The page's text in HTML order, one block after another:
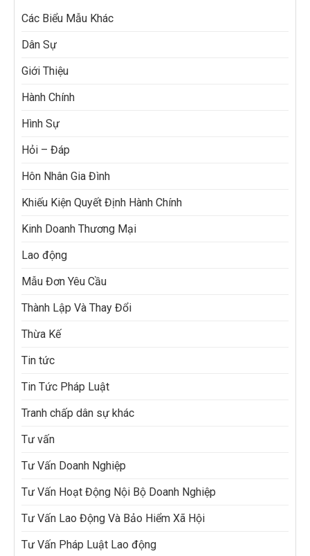
Các Biểu Mẫu Khác
Dân Sự
Giới Thiệu
Hành Chính
Hình Sự
Hỏi – Đáp
Hôn Nhân Gia Đình
Khiếu Kiện Quyết Định Hành Chính
Kinh Doanh Thương Mại
Lao động
Mẫu Đơn Yêu Cầu
Thành Lập Và Thay Đổi
Thừa Kế
Tin tức
Tin Tức Pháp Luật
Tranh chấp dân sự khác
Tư vấn
Tư Vấn Doanh Nghiệp
Tư Vấn Hoạt Động Nội Bộ Doanh Nghiệp
Tư Vấn Lao Động Và Bảo Hiểm Xã Hội
Tư Vấn Pháp Luật Lao động